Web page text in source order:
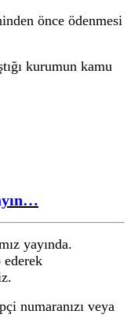
önce ödenmesi
kurumun kamu
yayında.
ederek
numaranızı veya